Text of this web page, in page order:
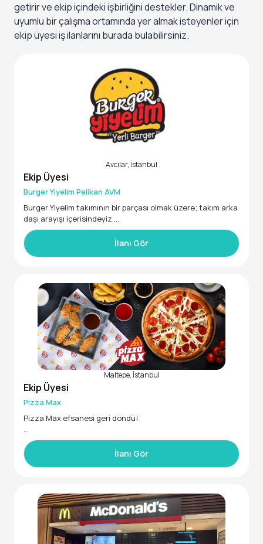
getirir ve ekip içindeki işbirliğini destekler. Dinamik ve
uyumlu bir çalışma ortamında yer almak isteyenler için
ekip üyesi iş ilanlarını burada bulabilirsiniz.
Avcılar, İstanbul
Ekip Üyesi
Burger Yiyelim Pelikan AVM
Burger Yiyelim takımının bir parçası olmak üzere; takım arka
daşı arayışı içerisindeyiz.
Burger Yiyelim Avcılar Pelikan AVM restoranımızda iş ve eğle
nceyi bir arada yürüterek aktif olarak görev alacak,
-Güler yüzlü, dinamik ve çalışkan,
-Misafir memnuniyetine özen gösteren,
-Renkli, canlı, enerjik ve arkadaşça bir ortamda çalışmak ist
-Restoranımıza değer katabilecek takım arkadaşlarımızı be
kliyoruz!
İlanı Gör
Maltepe, İstanbul
Ekip Üyesi
Pizza Max
Pizza Max efsanesi geri döndü!
Türkiye’nin ilk yerli pizza markalarından biri olan Pizza Max,
yenilenen konsepti ve "maksimum lezzet, maksimum mutlul
uk" mottosuyla yeniden lezzet yolculuğuna başlıyor.
yeti odaklı hizmet anlayışıyla Pizza Max, Türkiye pizza paza
rında yeni bir dönemin kapılarını aralıyor.
Pizza Max’ın büyük boyutlardaki enfes pizzaları, zengin lez
zet çeşitliliği her damak zevkine hitap eden alternatifleriyle
İlanı Gör